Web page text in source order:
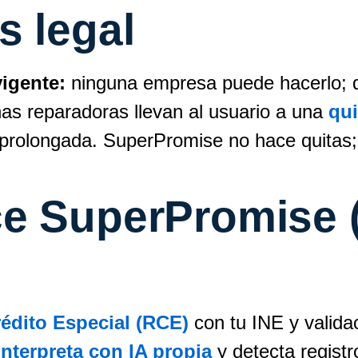
legal
ninguna empresa puede hacerlo;
reparadoras llevan al usuario a una
SuperPromise no hace
SuperPromise
Especial (RCE) con tu INE y
con IA propiay detecta